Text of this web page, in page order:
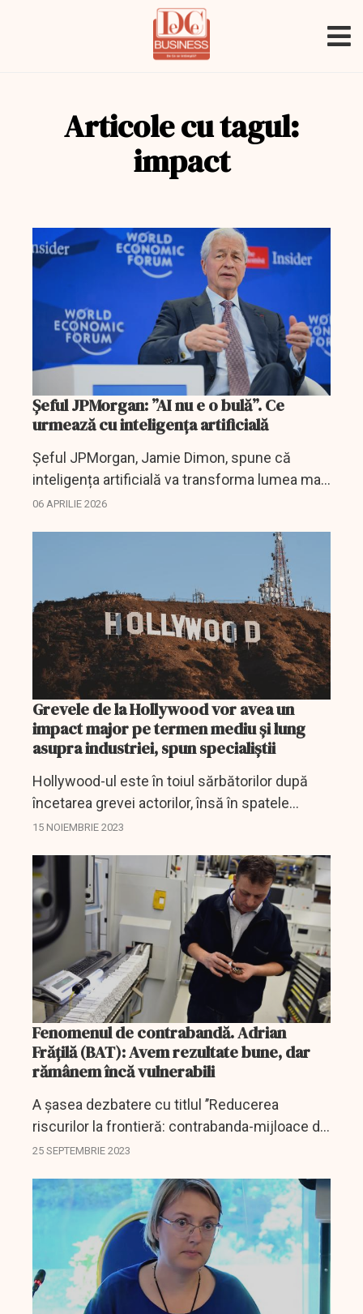
Articole cu tagul:
impact
Șeful JPMorgan: ”AI nu e o bulă”. Ce
urmează cu inteligența artificială
Șeful JPMorgan, Jamie Dimon, spune că
inteligența artificială va transforma lumea mai
rapid decât internetul, dar avertizează asupra
06 APRILIE 2026
Grevele de la Hollywood vor avea un
impact major pe termen mediu și lung
asupra industriei, spun specialiștii
Hollywood-ul este în toiul sărbătorilor după
încetarea grevei actorilor, însă în spatele
acestei bucurii se ascund adevărate îngrijorări
impas din...
15 NOIEMBRIE 2023
Fenomenul de contrabandă. Adrian
Frățilă (BAT): Avem rezultate bune, dar
rămânem încă vulnerabili
A șasea dezbatere cu titlul ’’Reducerea
riscurilor la frontieră: contrabanda-mijloace de
luptă, impactul sistemului de taxare’’ din cadrul
de zi...
25 SEPTEMBRIE 2023